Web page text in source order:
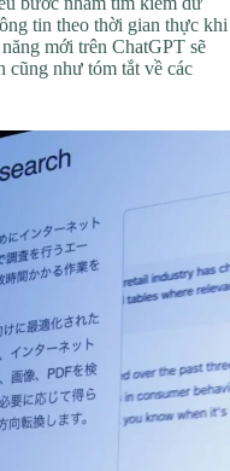
tin theo thời gian thực khi
mới trên ChatGPT sẽ
cũng như tóm tắt về các